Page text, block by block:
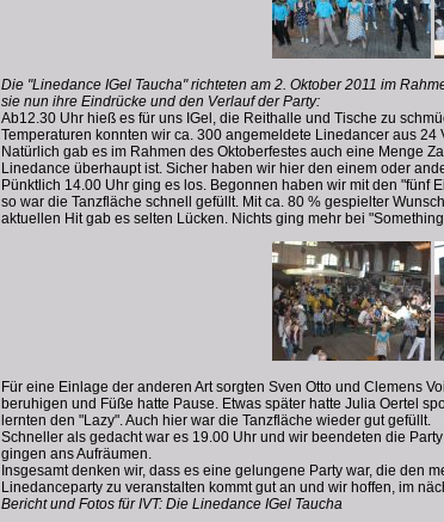
Die "Linedance IGel Taucha" richteten am 2. Oktober 2011 im
sie nun ihre Eindrücke und den Verlauf der Party:
Ab12.30 Uhr hieß es für uns IGel, die Reithalle und Tische zu
Temperaturen konnten wir ca. 300 angemeldete Linedancer aus
Natürlich gab es im Rahmen des Oktoberfestes auch eine Menge
Linedance überhaupt ist. Sicher haben wir hier den einem oder
Pünktlich 14.00 Uhr ging es los. Begonnen haben wir mit den "fünf
so war die Tanzfläche schnell gefüllt. Mit ca. 80 % gespielter
aktuellen Hit gab es selten Lücken. Nichts ging mehr bei
Für eine Einlage der anderen Art sorgten Sven Otto und Clemens
beruhigen und Füße hatte Pause. Etwas später hatte Julia Oertel
lernten den "Lazy". Auch hier war die Tanzfläche wieder gut gefüllt.
Schneller als gedacht war es 19.00 Uhr und wir beendeten die
gingen ans Aufräumen.
Insgesamt denken wir, dass es eine gelungene Party war, die den
Linedanceparty zu veranstalten kommt gut an und wir hoffen, im
Bericht und Fotos für IVT: Die Linedance IGel Taucha